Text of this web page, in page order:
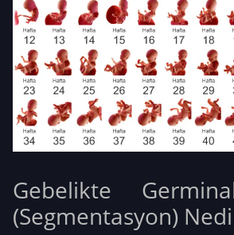
Gebelikte
(Segmentasyon)